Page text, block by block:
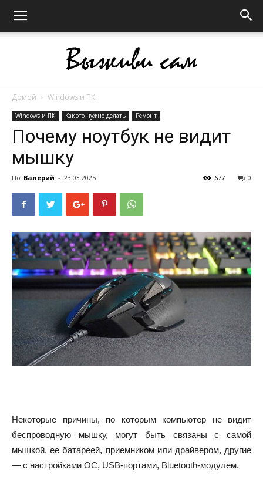
Домой Windows и ПК
Windows и ПК Как это нужно делать Ремонт
Почему ноутбук не видит
мышку
По Валерий - 23.03.2025 0
677
Некоторые причины, по которым компьютер не видит
беспроводную мышку, могут быть связаны с самой
мышкой, ее батареей, приемником или драйвером, другие
— с настройками ОС, USB-портами, Bluetooth-модулем.